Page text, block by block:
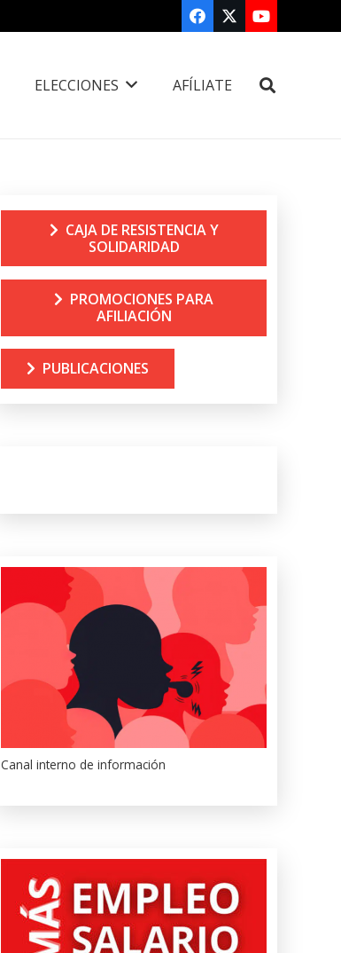
ELECCIONES AFÍLIATE
CAJA DE RESISTENCIA Y
SOLIDARIDAD
PROMOCIONES PARA
AFILIACIÓN
PUBLICACIONES
Canal interno de información